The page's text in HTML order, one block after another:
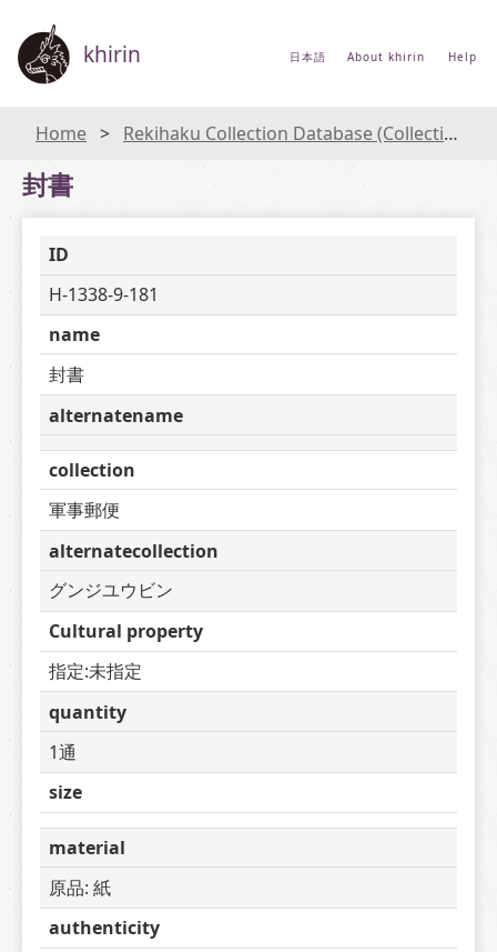
khirin 日本語 About khirin Help
Home Rekihaku Collection Database (Collections Database of the National Museum of Japanese History)
封書
ID
H-1338-9-181
name
封書
alternatename
collection
軍事郵便
alternatecollection
グンジユウビン
Cultural property
指定:未指定
quantity
1通
size
material
原品: 紙
authenticity